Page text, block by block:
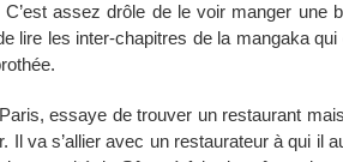
assez drôle de le voir manger une
lire les inter-chapitres de la mangaka
essaye de trouver un restaurant
Il va s’allier avec un restaurateur à qui il